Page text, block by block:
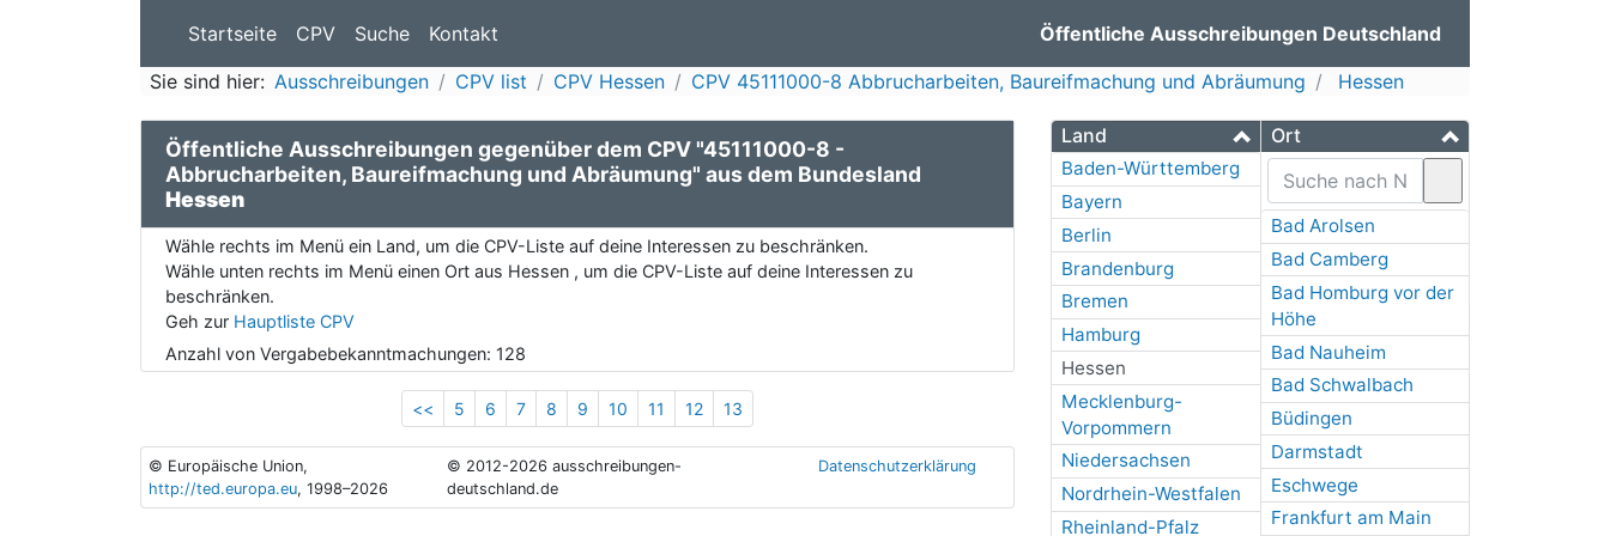
Startseite CPV Suche Kontakt Öffentliche Ausschreibungen Deutschland
Sie sind hier: Ausschreibungen CPV list CPV Hessen CPV 45111000-8 Abbrucharbeiten, Baureifmachung und Abräumung Hessen
Land
Baden-Württemberg
Bayern
Berlin
Brandenburg
Bremen
Hamburg
Hessen
Mecklenburg-
Vorpommern
Niedersachsen
Nordrhein-Westfalen
Rheinland-Pfalz
Ort
Bad Arolsen
Bad Camberg
Bad Homburg vor der
Höhe
Bad Nauheim
Bad Schwalbach
Büdingen
Darmstadt
Eschwege
Frankfurt am Main
Öffentliche Ausschreibungen gegenüber dem CPV "45111000-8 -
Abbrucharbeiten, Baureifmachung und Abräumung" aus dem Bundesland
Hessen
Wähle rechts im Menü ein Land, um die CPV-Liste auf deine Interessen zu beschränken.
Wähle unten rechts im Menü einen Ort aus Hessen , um die CPV-Liste auf deine Interessen zu
beschränken.
Geh zur Hauptliste CPV
Anzahl von Vergabebekanntmachungen: 128
<< 5 6 7 8 9 10 11 12 13
© Europäische Union,
http://ted.europa.eu, 1998–2026
© 2012-2026 ausschreibungen-
deutschland.de
Datenschutzerklärung